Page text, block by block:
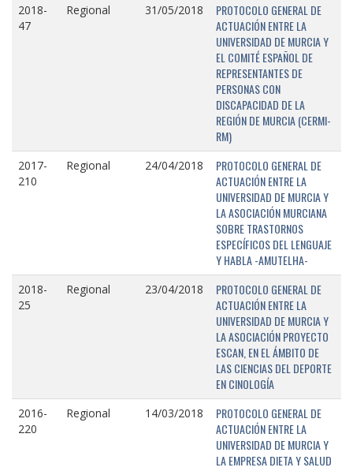
2018-
47
Regional 31/05/2018
PROTOCOLO GENERAL DE
ACTUACIÓN ENTRE LA
UNIVERSIDAD DE MURCIA Y
EL COMITÉ ESPAÑOL DE
REPRESENTANTES DE
PERSONAS CON
DISCAPACIDAD DE LA
REGIÓN DE MURCIA (CERMI-
RM)
2017-
210
Regional 24/04/2018
PROTOCOLO GENERAL DE
ACTUACIÓN ENTRE LA
UNIVERSIDAD DE MURCIA Y
LA ASOCIACIÓN MURCIANA
SOBRE TRASTORNOS
ESPECÍFICOS DEL LENGUAJE
Y HABLA -AMUTELHA-
2018-
25
Regional 23/04/2018
PROTOCOLO GENERAL DE
ACTUACIÓN ENTRE LA
UNIVERSIDAD DE MURCIA Y
LA ASOCIACIÓN PROYECTO
ESCAN, EN EL ÁMBITO DE
LAS CIENCIAS DEL DEPORTE
EN CINOLOGÍA
2016-
220
Regional 14/03/2018
PROTOCOLO GENERAL DE
ACTUACIÓN ENTRE LA
UNIVERSIDAD DE MURCIA Y
LA EMPRESA DIETA Y SALUD